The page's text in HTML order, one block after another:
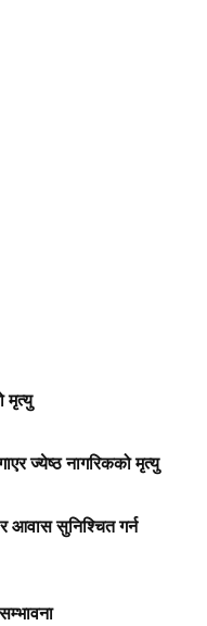
मृत्यु
ज्येष्ठ नागरिकको मृत्यु
र आवास सुनिश्चित गर्न